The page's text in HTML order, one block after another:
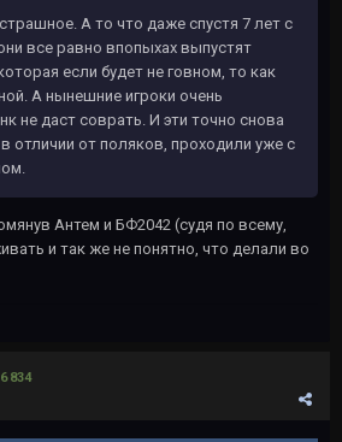
А то что даже спустя 7 лет с
все равно впопыхах выпустят
если будет не говном, то как
А нынешние игроки очень
не даст соврать. И эти точно снова
отличии от поляков, проходили уже с
Антем и БФ2042 (судя по всему,
и так же не понятно, что делали во
834